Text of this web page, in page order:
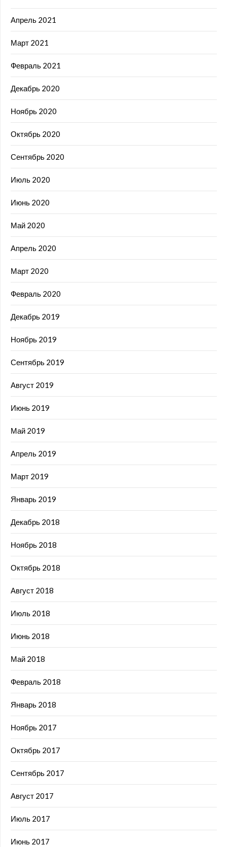
Апрель 2021
Март 2021
Февраль 2021
Декабрь 2020
Ноябрь 2020
Октябрь 2020
Сентябрь 2020
Июль 2020
Июнь 2020
Май 2020
Апрель 2020
Март 2020
Февраль 2020
Декабрь 2019
Ноябрь 2019
Сентябрь 2019
Август 2019
Июнь 2019
Май 2019
Апрель 2019
Март 2019
Январь 2019
Декабрь 2018
Ноябрь 2018
Октябрь 2018
Август 2018
Июль 2018
Июнь 2018
Май 2018
Февраль 2018
Январь 2018
Ноябрь 2017
Октябрь 2017
Сентябрь 2017
Август 2017
Июль 2017
Июнь 2017